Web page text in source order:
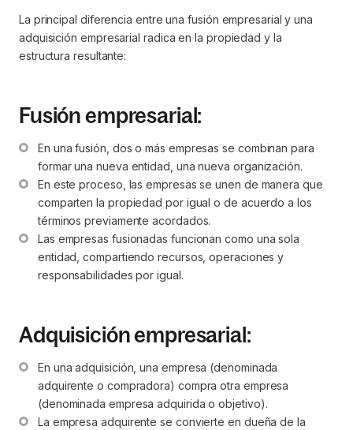
La principal diferencia entre una fusión empresarial y una
adquisición empresarial radica en la propiedad y la
estructura resultante:
Fusión empresarial:
En una fusión, dos o más empresas se combinan para
formar una nueva entidad, una nueva organización.
En este proceso, las empresas se unen de manera que
comparten la propiedad por igual o de acuerdo a los
términos previamente acordados.
Las empresas fusionadas funcionan como una sola
entidad, compartiendo recursos, operaciones y
responsabilidades por igual.
Adquisición empresarial:
En una adquisición, una empresa (denominada
adquirente o compradora) compra otra empresa
(denominada empresa adquirida o objetivo).
La empresa adquirente se convierte en dueña de la